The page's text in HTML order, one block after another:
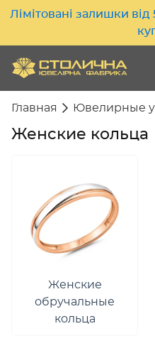
Лімітовані залишки
Главная Ювелирные
Женские кольца
Женские
обручальные
кольца